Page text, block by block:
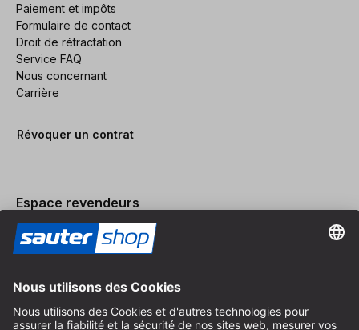
Paiement et impôts
Formulaire de contact
Droit de rétractation
Service FAQ
Nous concernant
Carrière
Révoquer un contrat
Espace revendeurs
Devenir revendeur